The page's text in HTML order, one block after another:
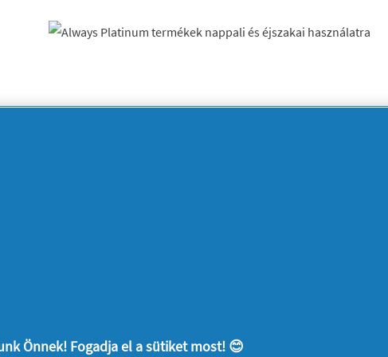
a legdrágább megvásárolt termék vételára alapján fog
Önnek! Fogadja el a sütiket most! 😊